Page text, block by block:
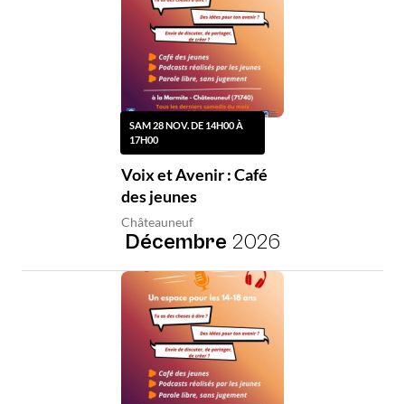
SAM 28 NOV. DE 14H00 À
17H00
Voix et Avenir : Café
des jeunes
Châteauneuf
Décembre 2026